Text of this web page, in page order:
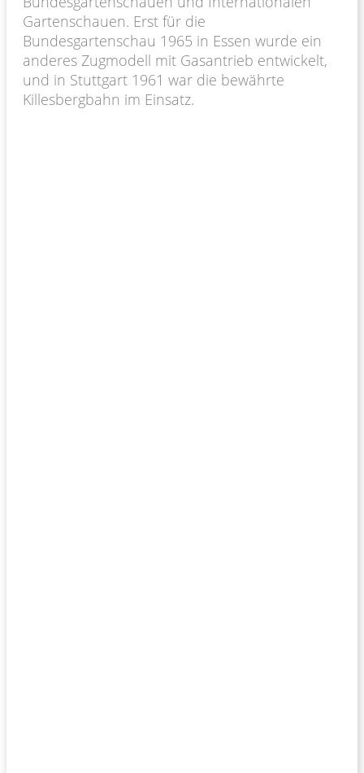
Gartenschauen. Erst für die
Bundesgartenschau 1965 in Essen wurde ein
anderes Zugmodell mit Gasantrieb entwickelt,
und in Stuttgart 1961 war die bewährte
Killesbergbahn im Einsatz.